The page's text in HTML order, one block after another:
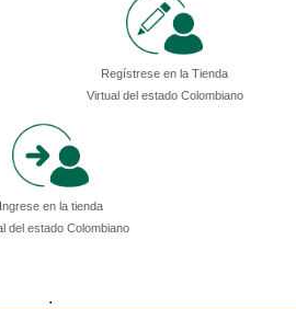
Regístrese en la Tienda
Virtual del estado Colombiano
Ingrese en la tienda
del estado Colombiano
.